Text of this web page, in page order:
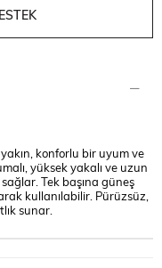
konforlu bir uyum ve
yüksek yakalı ve uzun
Tek başına güneş
kullanılabilir. Pürüzsüz,
sunar.